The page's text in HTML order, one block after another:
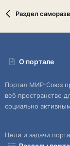
Раздел
О портале
Портал МИР-Союз
веб пространство
социально
Цели и задачи